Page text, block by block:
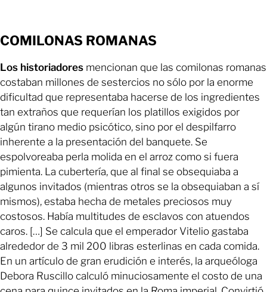
COMILONAS ROMANAS
Los historiadores mencionan que las comilonas romanas
costaban millones de sestercios no sólo por la enorme
dificultad que representaba hacerse de los ingredientes
tan extraños que requerían los platillos exigidos por
algún tirano medio psicótico, sino por el despilfarro
inherente a la presentación del banquete. Se
espolvoreaba perla molida en el arroz como si fuera
pimienta. La cubertería, que al final se obsequiaba a
algunos invitados (mientras otros se la obsequiaban a sí
mismos), estaba hecha de metales preciosos muy
costosos. Había multitudes de esclavos con atuendos
caros. […] Se calcula que el emperador Vitelio gastaba
alrededor de 3 mil 200 libras esterlinas en cada comida.
En un artículo de gran erudición e interés, la arqueóloga
Debora Ruscillo calculó minuciosamente el costo de una